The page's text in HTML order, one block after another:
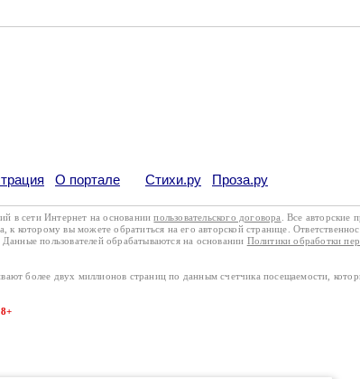
О портале Стихи.ру Проза.ру
в сети Интернет на основаниипользовательского договора
. Все авторские
к которому вы можете обратиться на его авторской странице.
. Данные пользователей обрабатываются на основании Политики обработки
более двух миллионов страниц по данным счетчика посещаемости,